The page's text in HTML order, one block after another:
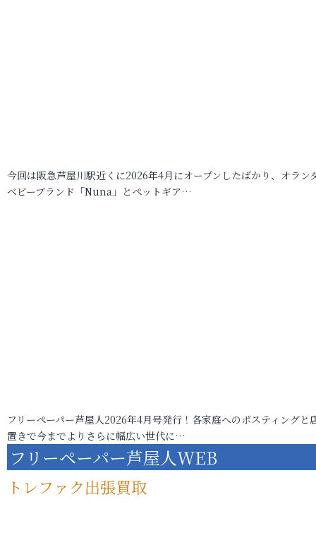
今回は阪急芦屋川駅近くに2026年4月にオープンしたばかり、オラン
ベビーブランド「Nuna」とペットギア…
フリーペーパー芦屋人2026年4月号発行！各家庭へのポスティングと
置きで今までよりさらに幅広い世代に…
フリーペーパー芦屋人WEB
トレファク出張買取